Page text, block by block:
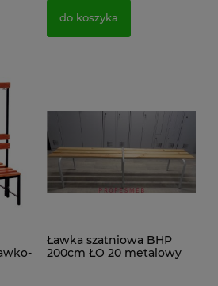
do koszyka
Ławka szatniowa BHP
200cm ŁO 20 metalowy